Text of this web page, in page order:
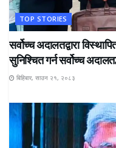
TOP STORIES
सर्वोच्च अदालतद्वारा
सुनिश्चित गर्न सर्वोच्च
बिहिबार, साउन २१, २०८३